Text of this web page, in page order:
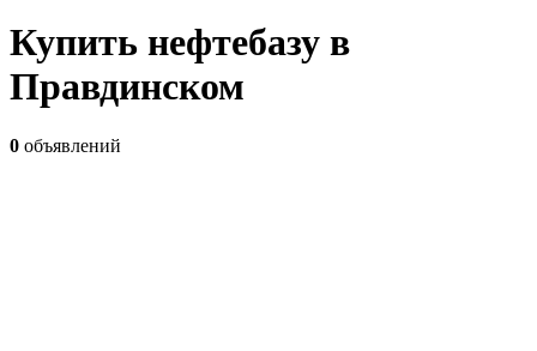
Купить нефтебазу в
Правдинском
0 объявлений